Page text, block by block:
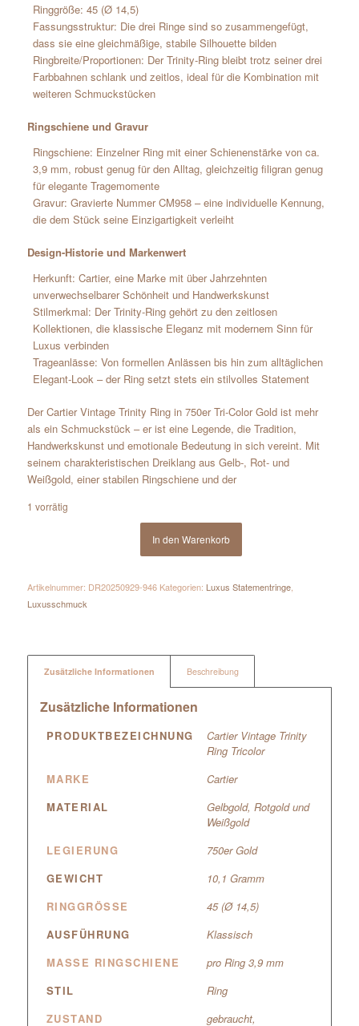
Ringgröße: 45 (Ø 14,5)
Fassungsstruktur: Die drei Ringe sind so zusammengefügt,
dass sie eine gleichmäßige, stabile Silhouette bilden
Ringbreite/Proportionen: Der Trinity-Ring bleibt trotz seiner drei
Farbbahnen schlank und zeitlos, ideal für die Kombination mit
weiteren Schmuckstücken
Ringschiene und Gravur
Ringschiene: Einzelner Ring mit einer Schienenstärke von ca.
3,9 mm, robust genug für den Alltag, gleichzeitig filigran genug
für elegante Tragemomente
Gravur: Gravierte Nummer CM958 – eine individuelle Kennung,
die dem Stück seine Einzigartigkeit verleiht
Design-Historie und Markenwert
Herkunft: Cartier, eine Marke mit über Jahrzehnten
unverwechselbarer Schönheit und Handwerkskunst
Stilmerkmal: Der Trinity-Ring gehört zu den zeitlosen
Kollektionen, die klassische Eleganz mit modernem Sinn für
Luxus verbinden
Trageanlässe: Von formellen Anlässen bis hin zum alltäglichen
Elegant-Look – der Ring setzt stets ein stilvolles Statement
Der Cartier Vintage Trinity Ring in 750er Tri-Color Gold ist mehr
als ein Schmuckstück – er ist eine Legende, die Tradition,
Handwerkskunst und emotionale Bedeutung in sich vereint. Mit
seinem charakteristischen Dreiklang aus Gelb-, Rot- und
Weißgold, einer stabilen Ringschiene und der
1 vorrätig
In den Warenkorb
Artikelnummer: DR20250929-946 Kategorien: Luxus Statementringe,
Luxusschmuck
Zusätzliche Informationen Beschreibung
Zusätzliche Informationen
PRODUKTBEZEICHNUNG
Cartier Vintage Trinity
Ring Tricolor
MARKE
Cartier
MATERIAL
Gelbgold, Rotgold und
Weißgold
LEGIERUNG
750er Gold
GEWICHT
10,1 Gramm
RINGGRÖSSE
45 (Ø 14,5)
AUSFÜHRUNG
Klassisch
MASSE RINGSCHIENE
pro Ring 3,9 mm
STIL
Ring
ZUSTAND
gebraucht,